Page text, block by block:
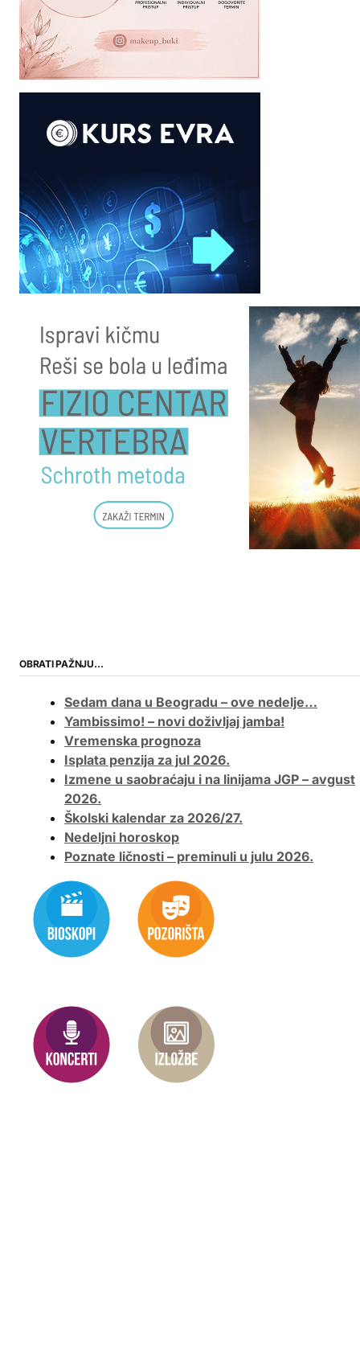
OBRATI PAŽNJU…
Sedam dana u Beogradu – ove nedelje…
Yambissimo! – novi doživljaj jamba!
Vremenska prognoza
Isplata penzija za jul 2026.
Izmene u saobraćaju i na linijama JGP – avgust
2026.
Školski kalendar za 2026/27.
Nedeljni horoskop
Poznate ličnosti – preminuli u julu 2026.